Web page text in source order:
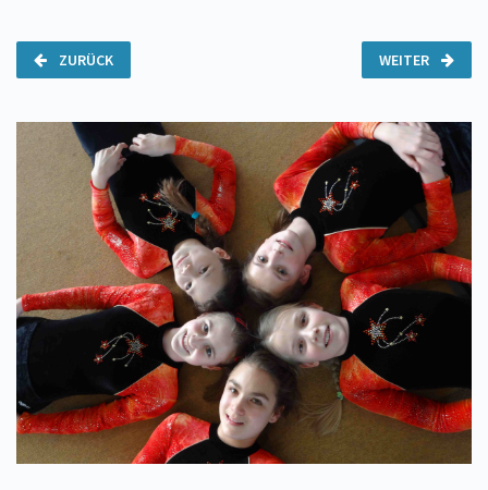
WEITER
ZURÜCK